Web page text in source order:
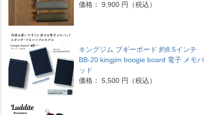
価格： 9,900 円（税込）
キングジム ブギーボード 約8.5インチ
BB-20 kingjim boogie board 電子 メモパ
ッド
価格： 5,500 円（税込）